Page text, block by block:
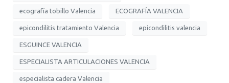
ecografía tobillo Valencia ECOGRAFÍA VALENCIA
epicondilitis tratamiento Valencia epicondilitis valencia
ESGUINCE VALENCIA
ESPECIALISTA ARTICULACIONES VALENCIA
especialista cadera Valencia